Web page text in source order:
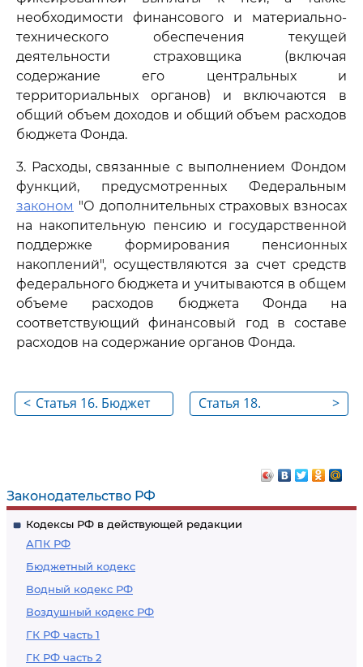
Законодательство РФ
Кодексы РФ в действующей редакции
АПК РФ
Бюджетный кодекс
Водный кодекс РФ
Воздушный кодекс РФ
ГК РФ часть 1
ГК РФ часть 2
необходимости финансового и материально-
технического обеспечения текущей
деятельности страховщика (включая
содержание его центральных и
территориальных органов) и включаются в
общий объем доходов и общий объем расходов
бюджета Фонда.
3. Расходы, связанные с выполнением Фондом
функций, предусмотренных Федеральным
законом "О дополнительных страховых взносах
на накопительную пенсию и государственной
поддержке формирования пенсионных
накоплений", осуществляются за счет средств
федерального бюджета и учитываются в общем
объеме расходов бюджета Фонда на
соответствующий финансовый год в составе
расходов на содержание органов Фонда.
< Статья 16. Бюджет
>
Статья 18.